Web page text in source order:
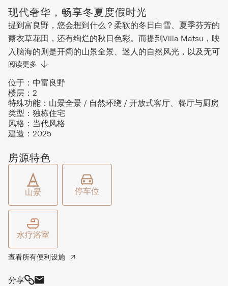
现代奢华，畅享冬夏度假时光
提到富良野，您会想到什么？柔软的冬日白雪、夏季芬芳的
薰衣草花田，还有绚烂的秋日色彩。而提到Villa Matsu，映
入脑海的则是开阔的山景全景、迷人的自然风光，以及无可
比拟的便利位置。Villa Matsu专为热爱自然又不愿舍弃舒适
的您而设计。宽敞的开放式客厅、餐厅与厨房位置绝佳，十
勝山脉的壮丽景致尽收眼底。站在阳台上，芦别岳的连绵山
景一览无遗，脚下是稻田、农地与时令薰衣草花海，铺展成
一幅宁静祥和的画卷，是放松身心的理想之所。别墅内设有
三间明亮宽敞的卧室。水疗风格的浴室配备高档洗浴用品及
适而打造，冬季全屋供暖，夏季配备空调，是您畅享富良野
户外活动的完美大本营。
阅读更多
位于： 中富良野
楼层： 2
特殊功能： 山景全景 / 自然环绕 / 开放式客厅、餐厅与厨房
类型： 独栋住宅
风格： 当代风格
建造： 2025
房源特色
山景 停车位
水疗浴室
查看所有便利设施
分享